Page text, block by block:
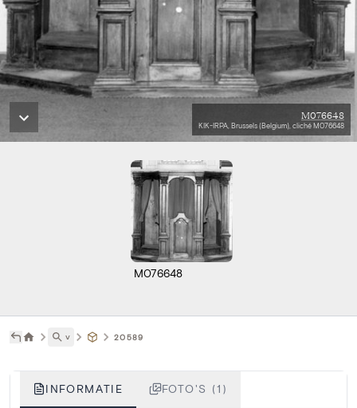
M076648
KIK-IRPA, Brussels (Belgium), cliché M076648
M076648
˅ 20589
INFORMATIE FOTO'S (1)